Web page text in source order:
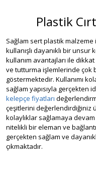
Plastik
Sağlam sert plastik malzeme
kullanışlı dayanıklı bir
kullanım avantajları ile
ve tutturma işlemlerinde çok
göstermektedir. Kullanımı
sağlam yapısıyla gerçekten
kelepçe fiyatları
çeşitlerini değerlendirdiğiniz
kolaylıklar sağlamaya
nitelikli bir eleman ve
gerçekten sağlam ve
çıkmaktadır.